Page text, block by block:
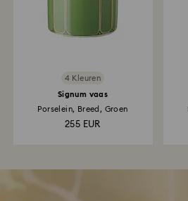
4 Kleuren
Signum vaas
Porselein, Breed, Groen
255 EUR